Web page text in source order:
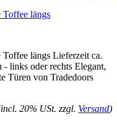
längs
längs Lieferzeit ca.
links oder rechts Elegant,
Türen von Tradedoors
20% USt. zzgl. Versand)